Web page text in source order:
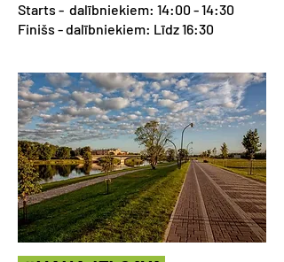
Starts - dalībniekiem: 14:00 - 14:30
Finišs - dalībniekiem: Līdz 16:30